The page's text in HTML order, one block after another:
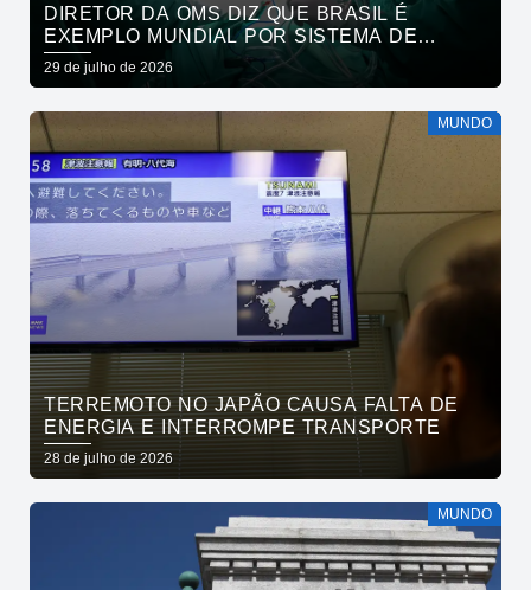
DIRETOR DA OMS DIZ QUE BRASIL É
EXEMPLO MUNDIAL POR SISTEMA DE
SAÚDE
29 de julho de 2026
MUNDO
TERREMOTO NO JAPÃO CAUSA FALTA DE
ENERGIA E INTERROMPE TRANSPORTE
28 de julho de 2026
MUNDO